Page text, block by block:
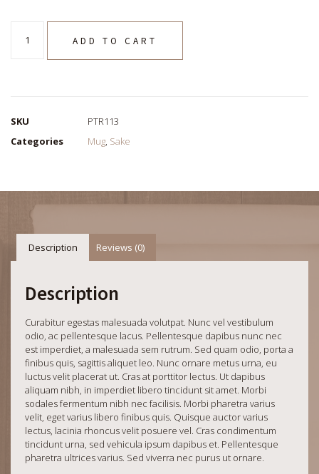
ADD TO CART
SKU
PTR113
Categories
Mug, Sake
Description Reviews (0)
Description
Curabitur egestas malesuada volutpat. Nunc vel vestibulum
odio, ac pellentesque lacus. Pellentesque dapibus nunc nec
est imperdiet, a malesuada sem rutrum. Sed quam odio, porta a
finibus quis, sagittis aliquet leo. Nunc ornare metus urna, eu
luctus velit placerat ut. Cras at porttitor lectus. Ut dapibus
aliquam nibh, in imperdiet libero tincidunt sit amet. Morbi
sodales fermentum nibh nec facilisis. Morbi pharetra varius
velit, eget varius libero finibus quis. Quisque auctor varius
lectus, lacinia rhoncus velit posuere vel. Cras condimentum
tincidunt urna, sed vehicula ipsum dapibus et. Pellentesque
pharetra ultrices varius. Sed viverra nec purus ut ornare.